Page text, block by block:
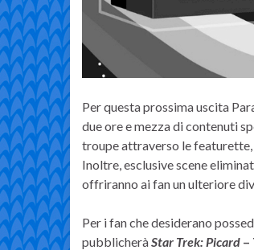
Per questa prossima uscita
due ore e mezza di contenuti
troupe attraverso le featurette,
Inoltre, esclusive scene
offriranno ai fan un ulteriore
Per i fan che desiderano
pubblicheràStar Trek: Picard –